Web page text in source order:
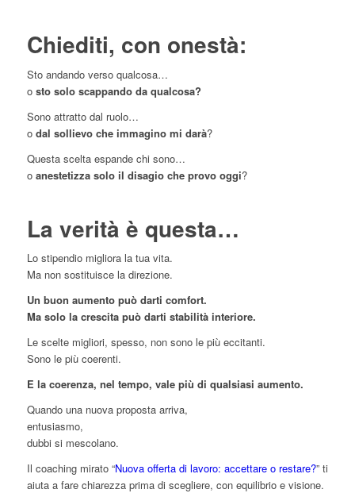
Chiediti, con onestà:
Sto andando verso qualcosa…
o sto solo scappando da qualcosa?
Sono attratto dal ruolo…
o dal sollievo che immagino mi darà?
Questa scelta espande chi sono…
oanestetizza solo il disagio che provo oggi?
La verità è questa…
Lo stipendio migliora la tua vita.
Ma non sostituisce la direzione.
Un buon aumento può darti comfort.
Ma solo la crescita può darti stabilità interiore.
Le scelte migliori, spesso, non sono le più eccitanti.
Sono le più coerenti.
E la coerenza, nel tempo, vale più di qualsiasi aumento.
Quando una nuova proposta arriva,
entusiasmo,
dubbi si mescolano.
Il coaching mirato “Nuova offerta di lavoro: accettare o restare?” ti
aiuta a fare chiarezza prima di scegliere, con equilibrio e visione.